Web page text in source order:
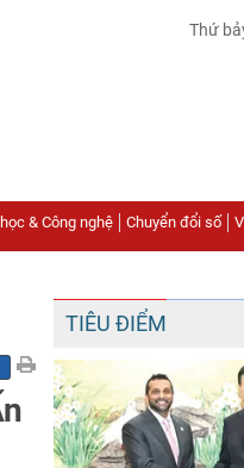
Thứ
& Công nghệ Chuyển đổi số
TIÊU ĐIỂM